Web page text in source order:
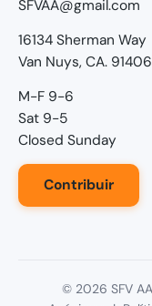
SFVAA@gmail.com
16134 Sherman Way
Van Nuys, CA. 91406
M-F 9-6
Sat 9-5
Closed Sunday
Contribuir
© 2026 SFV